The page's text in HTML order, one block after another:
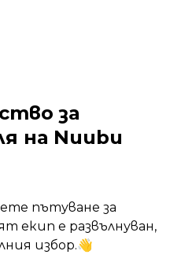
за
на Nuubu
пътуване за
екип е развълнуван,
избор.👋